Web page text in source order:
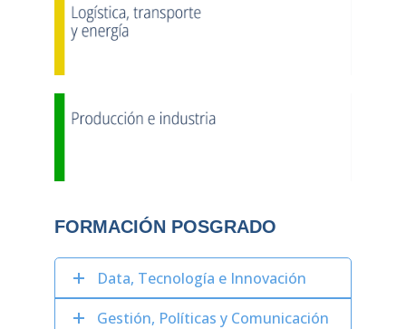
FORMACIÓN POSGRADO
Data, Tecnología e Innovación
Gestión, Políticas y Comunicación